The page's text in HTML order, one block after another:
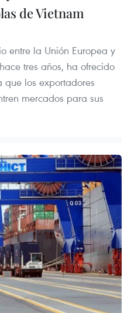
de Vietnam
entre la Unión Europea y
tres años, ha ofrecido
los exportadores
mercados para sus